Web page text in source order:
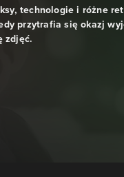
technologie i różne
przytrafia się okazj
zdjęć.